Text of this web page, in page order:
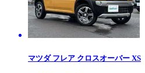
マツダ フレア クロスオーバー XS